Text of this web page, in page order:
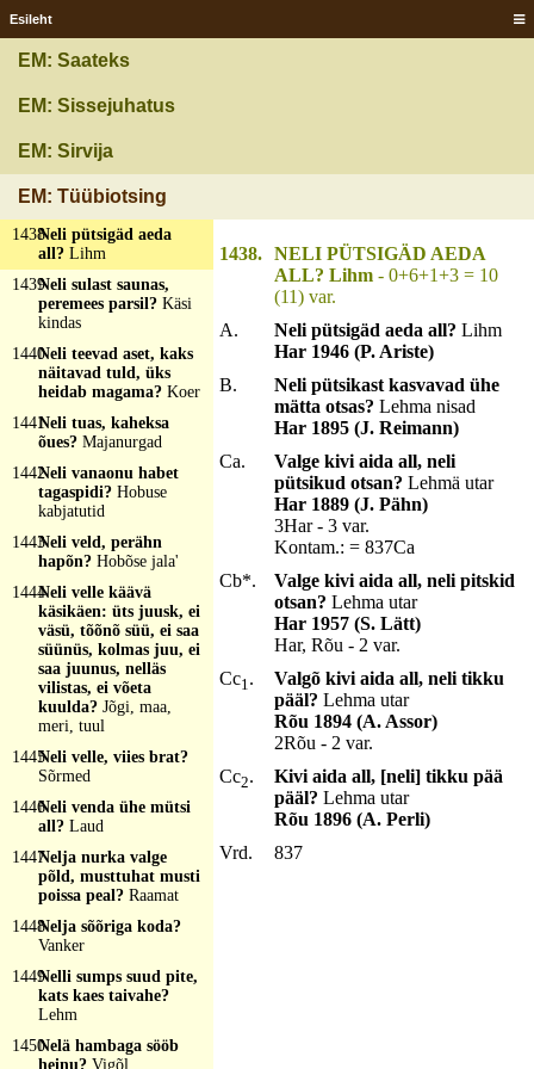
Esileht
EM: Saateks
EM: Sissejuhatus
EM: Sirvija
EM: Tüübiotsing
nägu teisele näidata?
kikat-kõkat, üks
heidab sõlme peale?
Neli nipijalga, kaks
kikikõrva, suur pitk
tolu-lolu?Kass
1438Neli pütsigäd aeda
all? Lihm
1439Neli sulast saunas,
peremees parsil? Käsi
kindas
1440Neli teevad aset, kaks
näitavad tuld, üks
heidab magama? Koer
1441Neli tuas, kaheksa
õues? Majanurgad
1442Neli vanaonu habet
tagaspidi? Hobuse
kabjatutid
1443Neli veld, perähn
hapõn? Hobõse jala'
1444Neli velle käävä
käsikäen: üts juusk, ei
väsü, tõõnõ süü, ei saa
süünüs, kolmas juu, ei
saa juunus, nelläs
vilistas, ei võeta
kuulda? Jõgi, maa,
meri, tuul
1445Neli velle, viies brat?
Sõrmed
1446Neli venda ühe mütsi
all? Laud
1447Nelja nurka valge
põld, musttuhat musti
poissa peal? Raamat
1448Nelja sõõriga koda?
Vanker
1449Nelli sumps suud pite,
kats kaes taivahe?
Lehm
1450Nelä hambaga sööb
heinu? Vigõl
1438. NELI PÜTSIGÄD AEDA
ALL? Lihm - 0+6+1+3 = 10
(11) var.
A.
Neli pütsigäd aeda all?Lihm
Har 1946 (P. Ariste)
B.
Neli pütsikast kasvavad ühe
mätta otsas?Lehma nisad
Har 1895 (J. Reimann)
Ca.
Valge kivi aida all, neli
pütsikud otsan?Lehmä utar
Har 1889 (J. Pähn)
3Har - 3 var.
Kontam.: = 837Ca
Cb*.
Valge kivi aida all, neli pitskid
otsan?Lehma utar
Har 1957 (S. Lätt)
Har, Rõu - 2 var.
Cc1.
Valgõ kivi aida all, neli tikku
pääl?Lehma utar
Rõu 1894 (A. Assor)
2Rõu - 2 var.
Cc2.
Kivi aida all, [neli] tikku pää
pääl?Lehma utar
Rõu 1896 (A. Perli)
Vrd.
837